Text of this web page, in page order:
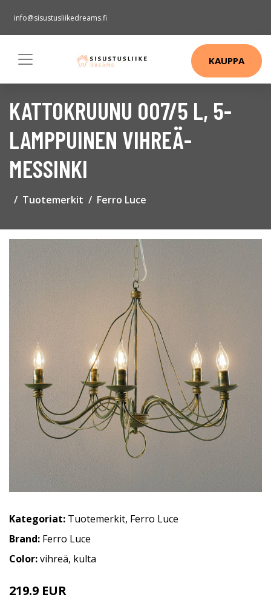
info@sisustusliikedreams.fi
KAUPPA
KATTOKRUUNU 007/5 L, 5-
LAMPPUINEN VIHREÄ-
MESSINKI
Tuotemerkit Ferro Luce
Kategoriat: Tuotemerkit, Ferro Luce
Brand: Ferro Luce
Color:vihreä, kulta
219.9 EUR